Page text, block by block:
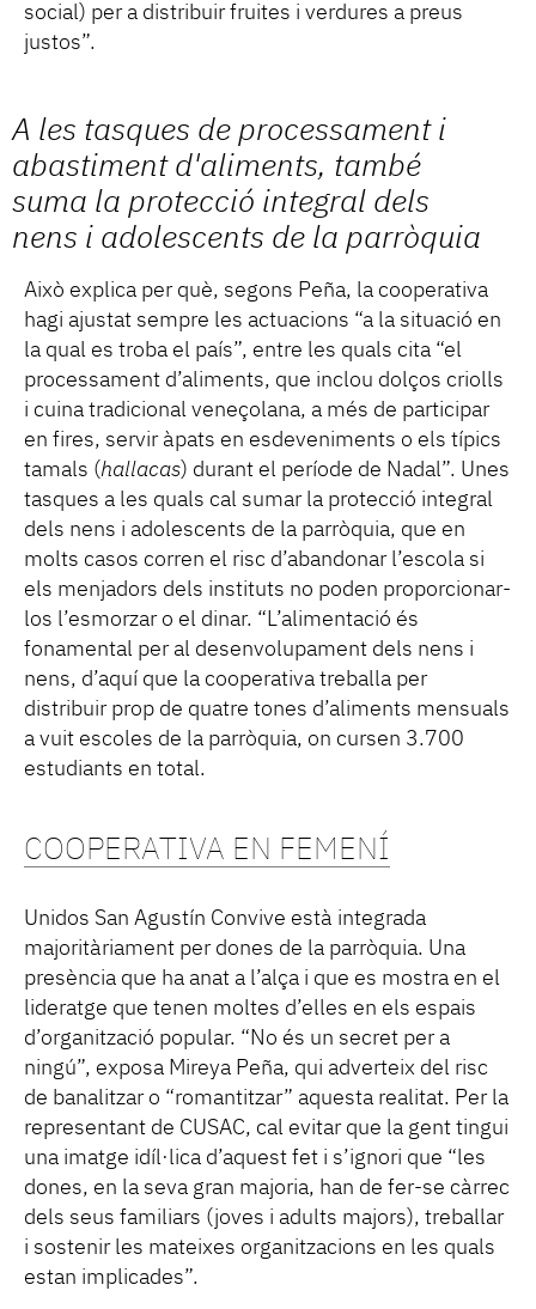
social) per a distribuir fruites i verdures a preus
justos”.
A les tasques de processament i
abastiment d'aliments, també
suma la protecció integral dels
nens i adolescents de la parròquia
Això explica per què, segons Peña, la cooperativa
hagi ajustat sempre les actuacions “a la situació en
la qual es troba el país”, entre les quals cita “el
processament d’aliments, que inclou dolços criolls
i cuina tradicional veneçolana, a més de participar
en fires, servir àpats en esdeveniments o els típics
tamals (hallacas) durant el període de Nadal”. Unes
tasques a les quals cal sumar la protecció integral
dels nens i adolescents de la parròquia, que en
molts casos corren el risc d’abandonar l’escola si
els menjadors dels instituts no poden proporcionar-
los l’esmorzar o el dinar. “L’alimentació és
fonamental per al desenvolupament dels nens i
nens, d’aquí que la cooperativa treballa per
distribuir prop de quatre tones d’aliments mensuals
a vuit escoles de la parròquia, on cursen 3.700
estudiants en total.
COOPERATIVA EN FEMENÍ
Unidos San Agustín Convive està integrada
majoritàriament per dones de la parròquia. Una
presència que ha anat a l’alça i que es mostra en el
lideratge que tenen moltes d’elles en els espais
d’organització popular. “No és un secret per a
ningú”, exposa Mireya Peña, qui adverteix del risc
de banalitzar o “romantitzar” aquesta realitat. Per la
representant de CUSAC, cal evitar que la gent tingui
una imatge idíl·lica d’aquest fet i s’ignori que “les
dones, en la seva gran majoria, han de fer-se càrrec
dels seus familiars (joves i adults majors), treballar
i sostenir les mateixes organitzacions en les quals
estan implicades”.